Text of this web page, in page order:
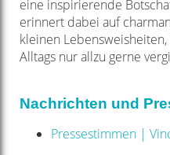
eine inspirierende
erinnert dabei auf
kleinen
Alltags nur allzu gerne
Nachrichten und
Pressestimmen |